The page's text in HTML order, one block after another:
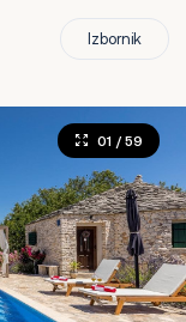
Izbornik
01 / 59